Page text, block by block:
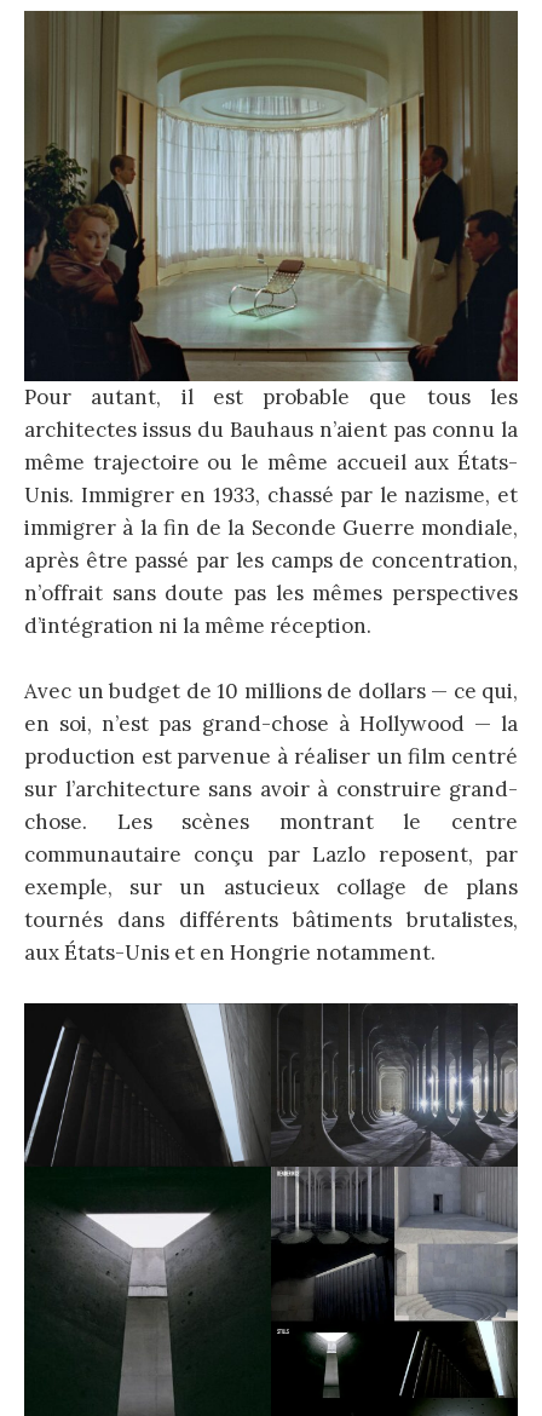
Pour autant, il est probable que tous les
architectes issus du Bauhaus n’aient pas connu la
même trajectoire ou le même accueil aux États-
Unis. Immigrer en 1933, chassé par le nazisme, et
immigrer à la fin de la Seconde Guerre mondiale,
après être passé par les camps de concentration,
n’offrait sans doute pas les mêmes perspectives
d’intégration ni la même réception.
Avec un budget de 10 millions de dollars — ce qui,
en soi, n’est pas grand-chose à Hollywood — la
production est parvenue à réaliser un film centré
sur l’architecture sans avoir à construire grand-
chose. Les scènes montrant le centre
communautaire conçu par Lazlo reposent, par
exemple, sur un astucieux collage de plans
tournés dans différents bâtiments brutalistes,
aux États-Unis et en Hongrie notamment.